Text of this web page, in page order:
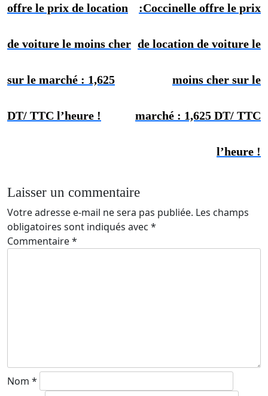
offre le prix de location
de voiture le moins cher
sur le marché : 1,625
DT/ TTC l’heure !
:Coccinelle offre le prix
de location de voiture le
moins cher sur le
marché : 1,625 DT/ TTC
l’heure !
Laisser un commentaire
Votre adresse e-mail ne sera pas publiée. Les champs
obligatoires sont indiqués avec *
Commentaire*
Nom *